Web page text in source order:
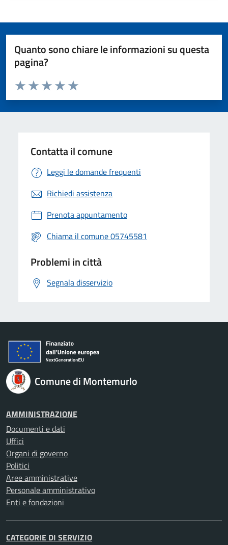
Quanto sono chiare le informazioni su questa
pagina?
Valuta da 1 a 5 stelle la pagina
Valuta 5 stelle su 5
Valuta 4 stelle su 5
Valuta 3 stelle su 5
Valuta 2 stelle su 5
Valuta 1 stelle su 5
Contatta il comune
Leggi le domande frequenti
Richiedi assistenza
Prenota appuntamento
Chiama il comune 05745581
Problemi in città
Segnala disservizio
Comune di Montemurlo
AMMINISTRAZIONE
Documenti e dati
Uffici
Organi di governo
Politici
Aree amministrative
Personale amministrativo
Enti e fondazioni
CATEGORIE DI SERVIZIO